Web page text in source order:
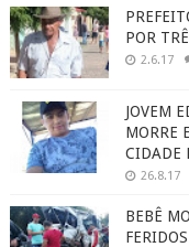
POR
2.6.17
JOVEM
MORRE
CIDADE
26.8.17
BEBÊ